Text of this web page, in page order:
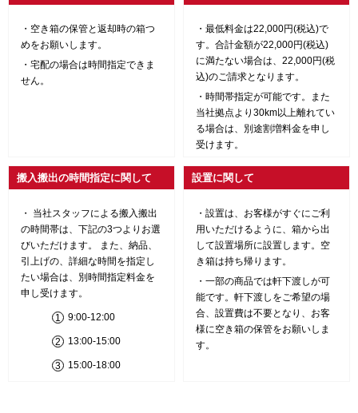
空き箱の保管と返却時の箱つ
めをお願いします。
宅配の場合は時間指定できま
せん。
最低料金は22,000円(税込)で
す。合計金額が22,000円(税込)
に満たない場合は、22,000円(税
込)のご請求となります。
時間帯指定が可能です。また
当社拠点より30km以上離れてい
る場合は、別途割増料金を申し
受けます。
搬入搬出の時間指定に関して
当社スタッフによる搬入搬出
の時間帯は、下記の3つよりお選
びいただけます。 また、納品、
引上げの、詳細な時間を指定し
たい場合は、別時間指定料金を
申し受けます。
9:00-12:00
13:00-15:00
15:00-18:00
設置に関して
設置は、お客様がすぐにご利
用いただけるように、箱から出
して設置場所に設置します。空
き箱は持ち帰ります。
一部の商品では軒下渡しが可
能です。軒下渡しをご希望の場
合、設置費は不要となり、お客
様に空き箱の保管をお願いしま
す。